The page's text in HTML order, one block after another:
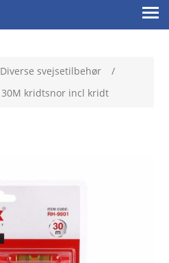
Diverse svejsetilbehør
/
30M kridtsnor incl kridt